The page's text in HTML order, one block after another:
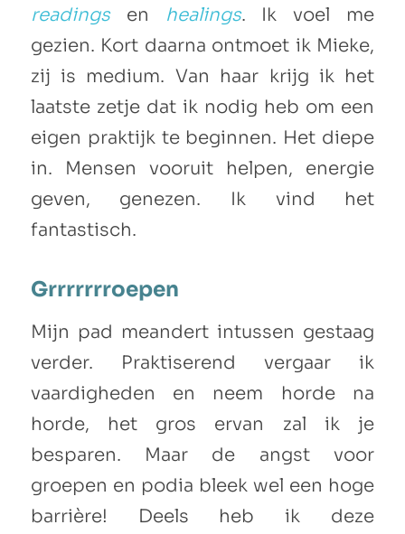
readingsen healings. Ik voel me
gezien. Kort daarna ontmoet ik Mieke,
zij is medium. Van haar krijg ik het
laatste zetje dat ik nodig heb om een
eigen praktijk te beginnen. Het diepe
in. Mensen vooruit helpen, energie
geven, genezen. Ik vind het
fantastisch.
Grrrrrrroepen
Mijn pad meandert intussen gestaag
verder. Praktiserend vergaar ik
vaardigheden en neem horde na
horde, het gros ervan zal ik je
besparen. Maar de angst voor
groepen en podia bleek wel een hoge
barrière! Deels heb ik deze